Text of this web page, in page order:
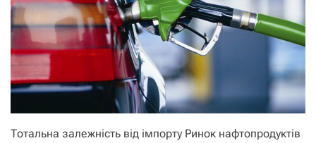
Тотальна залежність від імпорту Ринок нафтопродуктів